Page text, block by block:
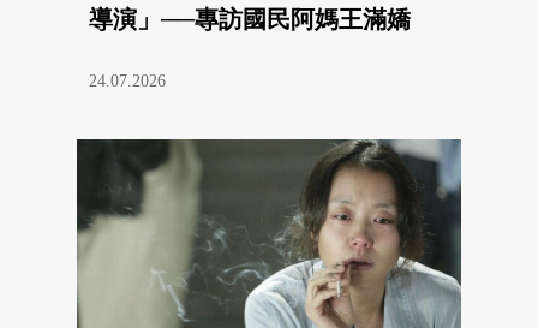
導演」──專訪國民阿媽王滿嬌
24.07.2026